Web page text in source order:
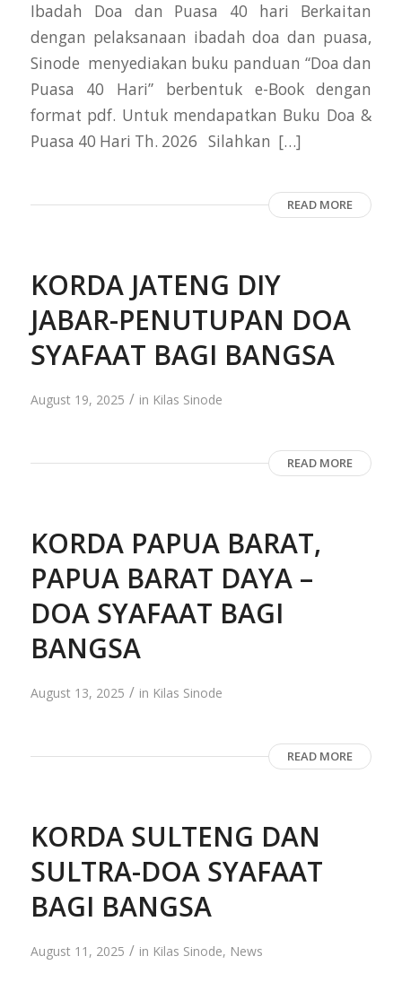
Ibadah Doa dan Puasa 40 hari Berkaitan
dengan pelaksanaan ibadah doa dan puasa,
Sinode menyediakan buku panduan “Doa dan
Puasa 40 Hari” berbentuk e-Book dengan
format pdf. Untuk mendapatkan Buku Doa &
Puasa 40 Hari Th. 2026 Silahkan […]
READ MORE
KORDA JATENG DIY
JABAR-PENUTUPAN DOA
SYAFAAT BAGI BANGSA
August 19, 2025 / in Kilas Sinode
READ MORE
KORDA PAPUA BARAT,
PAPUA BARAT DAYA –
DOA SYAFAAT BAGI
BANGSA
August 13, 2025 / in Kilas Sinode
READ MORE
KORDA SULTENG DAN
SULTRA-DOA SYAFAAT
BAGI BANGSA
August 11, 2025 / in Kilas Sinode, News